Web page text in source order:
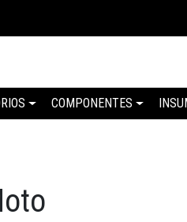
COMPONENTES